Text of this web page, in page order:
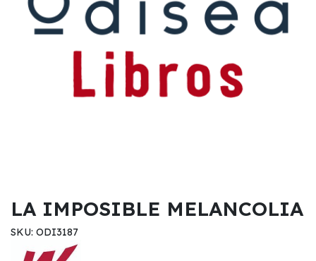
LA IMPOSIBLE MELANCOLIA
SKU: ODI3187